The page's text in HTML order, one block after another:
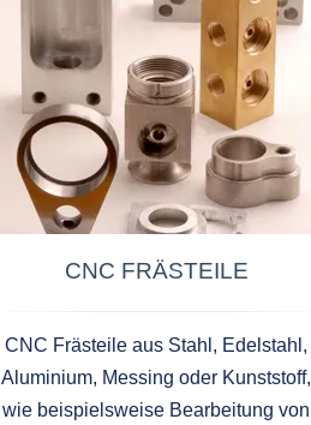
CNC FRÄSTEILE
CNC Frästeile aus Stahl, Edelstahl,
Aluminium, Messing oder Kunststoff,
wie beispielsweise Bearbeitung von